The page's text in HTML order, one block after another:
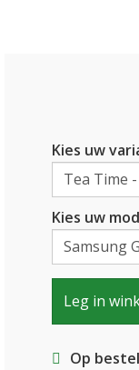
Kies uw
Kies uw
Leg in
Op